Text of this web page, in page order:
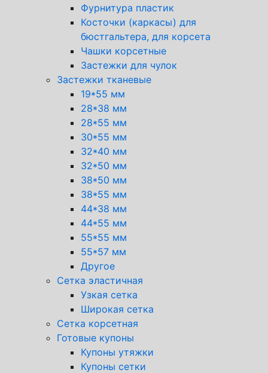
Фурнитура пластик
Косточки (каркасы) для
бюстгальтера, для корсета
Чашки корсетные
Застежки для чулок
Застежки тканевые
19*55 мм
28*38 мм
28*55 мм
30*55 мм
32*40 мм
32*50 мм
38*50 мм
38*55 мм
44*38 мм
44*55 мм
55*55 мм
55*57 мм
Другое
Сетка эластичная
Узкая сетка
Широкая сетка
Сетка корсетная
Готовые купоны
Купоны утяжки
Купоны сетки